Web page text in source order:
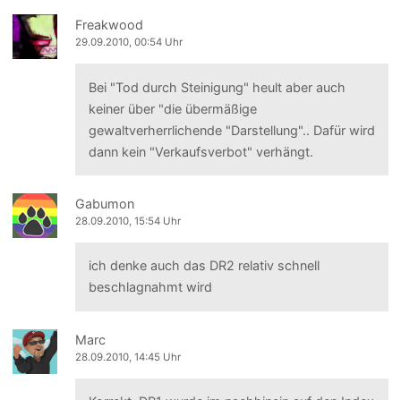
Freakwood
29.09.2010, 00:54 Uhr
Bei "Tod durch Steinigung" heult aber auch
keiner über "die übermäßige
gewaltverherrlichende "Darstellung".. Dafür wird
dann kein "Verkaufsverbot" verhängt.
Gabumon
28.09.2010, 15:54 Uhr
ich denke auch das DR2 relativ schnell
beschlagnahmt wird
Marc
28.09.2010, 14:45 Uhr